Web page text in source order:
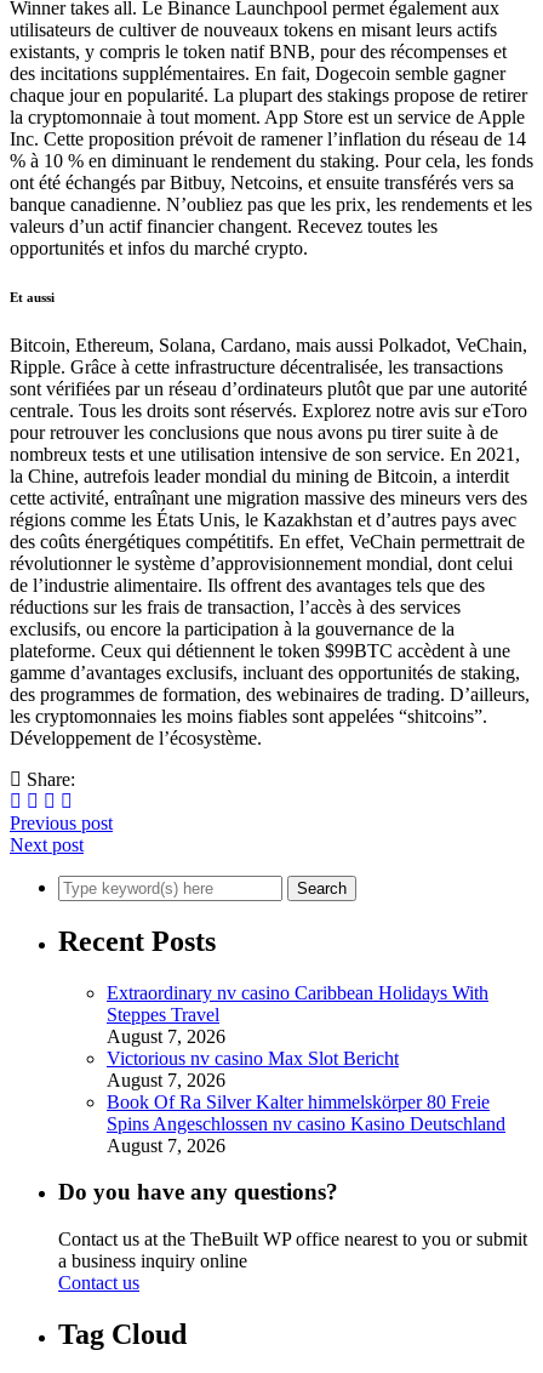
Winner takes all. Le Binance Launchpool permet également aux
utilisateurs de cultiver de nouveaux tokens en misant leurs actifs
existants, y compris le token natif BNB, pour des récompenses et
des incitations supplémentaires. En fait, Dogecoin semble gagner
chaque jour en popularité. La plupart des stakings propose de retirer
la cryptomonnaie à tout moment. App Store est un service de Apple
Inc. Cette proposition prévoit de ramener l’inflation du réseau de 14
% à 10 % en diminuant le rendement du staking. Pour cela, les fonds
ont été échangés par Bitbuy, Netcoins, et ensuite transférés vers sa
banque canadienne. N’oubliez pas que les prix, les rendements et les
valeurs d’un actif financier changent. Recevez toutes les
opportunités et infos du marché crypto.
Et aussi
Bitcoin, Ethereum, Solana, Cardano, mais aussi Polkadot, VeChain,
Ripple. Grâce à cette infrastructure décentralisée, les transactions
sont vérifiées par un réseau d’ordinateurs plutôt que par une autorité
centrale. Tous les droits sont réservés. Explorez notre avis sur eToro
pour retrouver les conclusions que nous avons pu tirer suite à de
nombreux tests et une utilisation intensive de son service. En 2021,
la Chine, autrefois leader mondial du mining de Bitcoin, a interdit
cette activité, entraînant une migration massive des mineurs vers des
régions comme les États Unis, le Kazakhstan et d’autres pays avec
des coûts énergétiques compétitifs. En effet, VeChain permettrait de
révolutionner le système d’approvisionnement mondial, dont celui
de l’industrie alimentaire. Ils offrent des avantages tels que des
réductions sur les frais de transaction, l’accès à des services
exclusifs, ou encore la participation à la gouvernance de la
plateforme. Ceux qui détiennent le token $99BTC accèdent à une
gamme d’avantages exclusifs, incluant des opportunités de staking,
des programmes de formation, des webinaires de trading. D’ailleurs,
les cryptomonnaies les moins fiables sont appelées “shitcoins”.
Développement de l’écosystème.
Share:
Previous post
Next post
Recent Posts
Extraordinary nv casino Caribbean Holidays With
Steppes Travel
August 7, 2026
Victorious nv casino Max Slot Bericht
August 7, 2026
Book Of Ra Silver Kalter himmelskörper 80 Freie
Spins Angeschlossen nv casino Kasino Deutschland
August 7, 2026
Do you have any questions?
Contact us at the TheBuilt WP office nearest to you or submit
a business inquiry online
Contact us
Tag Cloud